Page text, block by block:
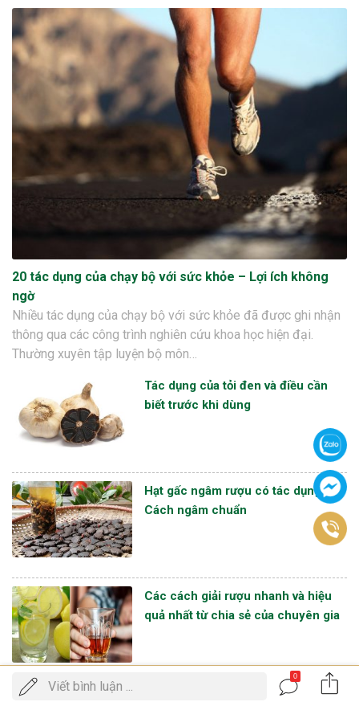
20 tác dụng của chạy bộ với sức khỏe – Lợi ích không
ngờ
Nhiều tác dụng của chạy bộ với sức khỏe đã được ghi nhận
thông qua các công trình nghiên cứu khoa học hiện đại.
Thường xuyên tập luyện bộ môn…
Tác dụng của tỏi đen và điều cần
biết trước khi dùng
Hạt gấc ngâm rượu có tác dụng gì?
Cách ngâm chuẩn
Các cách giải rượu nhanh và hiệu
quả nhất từ chia sẻ của chuyên gia
Viết bình luận ...
0
Gọi
ĐẶT LỊCH KHÁM